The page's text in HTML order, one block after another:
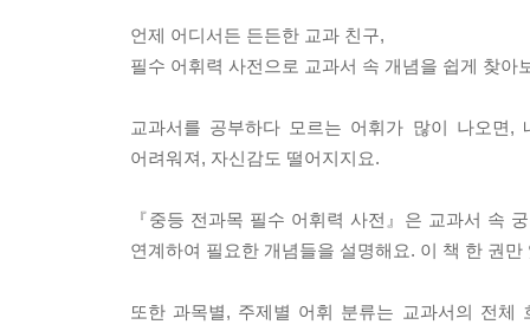
언제 어디서든 든든한 교과 친구,
필수 어휘력 사전으로 교과서 속 개념을 쉽게 찾아
교과서를 공부하다 모르는 어휘가 많이 나오면,
어려워져, 자신감도 떨어지지요.
『중등 전과목 필수 어휘력 사전』은 교과서 속
연계하여 필요한 개념들을 설명해요. 이 책 한 권
또한 과목별, 주제별 어휘 분류는 교과서의 전